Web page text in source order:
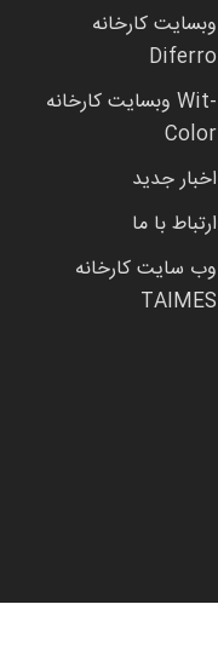
وبسایت کارخانه
Diferro
وبسایت کارخانه Wit-
Color
اخبار جدید
ارتباط با ما
وب سایت کارخانه
TAIMES